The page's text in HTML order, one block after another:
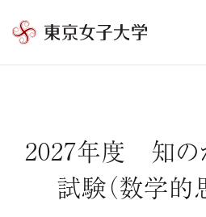
東
学
2027年度 知の
試験（数学的